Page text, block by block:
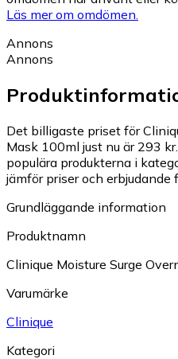
Läs mer om omdömen.
Annons
Annons
Det billigaste priset för
Mask 100ml just nu är 293 kr.
populära produkterna i
jämför priser och erbjudande
Grundläggande information
Produktnamn
Clinique Moisture Surge
Varumärke
Clinique
Kategori